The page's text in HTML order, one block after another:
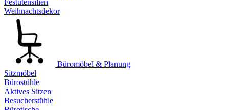
Festutensilien
Weihnachtsdekor
Büromöbel & Planung
Sitzmöbel
Bürostühle
Aktives Sitzen
Besucherstühle